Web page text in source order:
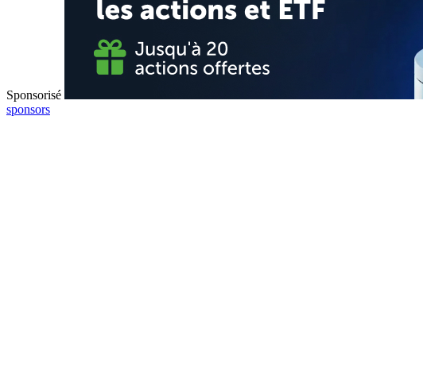
Sponsorisé
sponsors